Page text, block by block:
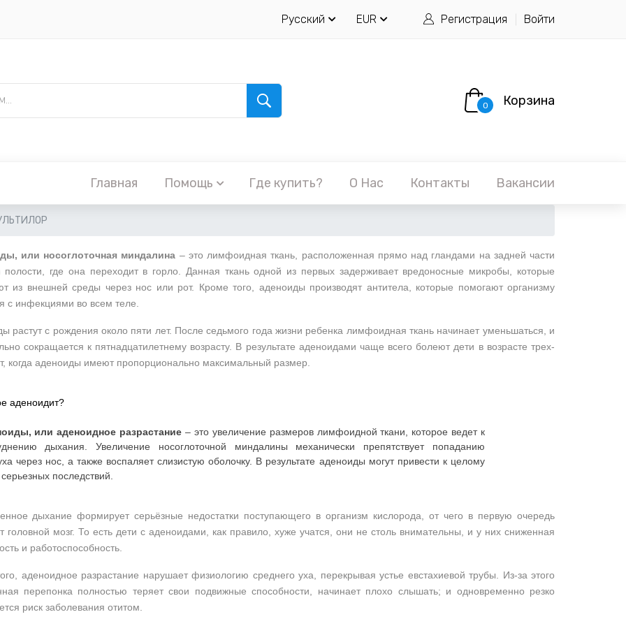
Русский EUR Регистрация Войти
0 Корзина
Главная Помощь Где купить? О Нас Контакты Вакансии
или носоглоточная миндалина – это лимфоидная ткань, расположенная прямо над гландами на задней части
полости, где она переходит в горло. Данная ткань одной из первых задерживает вредоносные микробы, которые
из внешней среды через нос или рот. Кроме того, аденоиды производят антитела, которые помогают организму
с инфекциями во всем теле.
растут с рождения около пяти лет. После седьмого года жизни ребенка лимфоидная ткань начинает уменьшаться, и
сокращается к пятнадцатилетнему возрасту. В результате аденоидами чаще всего болеют дети в возрасте трех-
когда аденоиды имеют пропорционально максимальный размер.
аденоидит?
или аденоидное разрастание – это увеличение размеров лимфоидной ткани, которое ведет к
дыхания. Увеличение носоглоточной миндалины механически препятствует попаданию
через нос, а также воспаляет слизистую оболочку. В результате аденоиды могут привести к целому
последствий.
дыхание формирует серьёзные недостатки поступающего в организм кислорода, от чего в первую очередь
головной мозг. То есть дети с аденоидами, как правило, хуже учатся, они не столь внимательны, и у них сниженная
и работоспособность.
аденоидное разрастание нарушает физиологию среднего уха, перекрывая устье евстахиевой трубы. Из-за этого
перепонка полностью теряет свои подвижные способности, начинает плохо слышать; и одновременно резко
риск заболевания отитом.